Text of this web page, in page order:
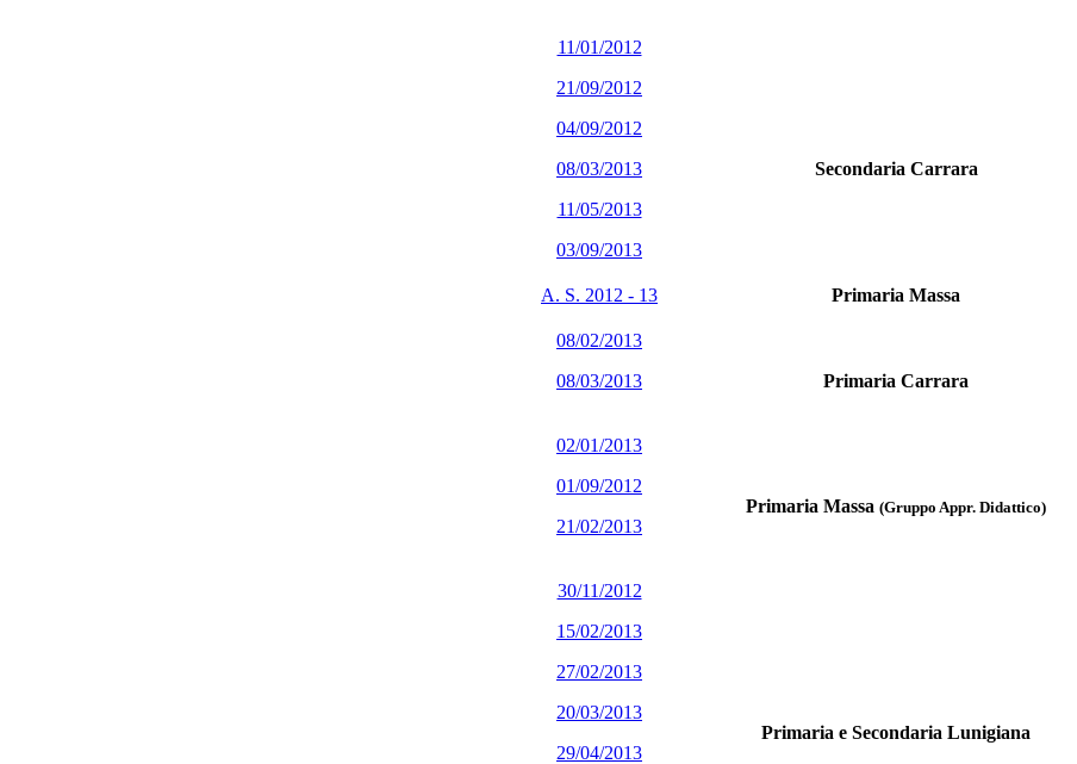
11/01/2012
21/09/2012
04/09/2012
08/03/2013
11/05/2013
03/09/2013
Secondaria Carrara
A. S. 2012 - 13 Primaria Massa
08/02/2013
08/03/2013
Primaria Carrara
02/01/2013
01/09/2012
21/02/2013
Primaria Massa (Gruppo Appr. Didattico)
30/11/2012
15/02/2013
27/02/2013
20/03/2013
29/04/2013
Primaria e Secondaria Lunigiana